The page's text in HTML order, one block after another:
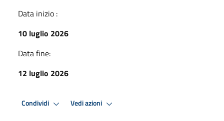
Data inizio :
10 luglio 2026
Data fine:
12 luglio 2026
Condividi Vedi azioni